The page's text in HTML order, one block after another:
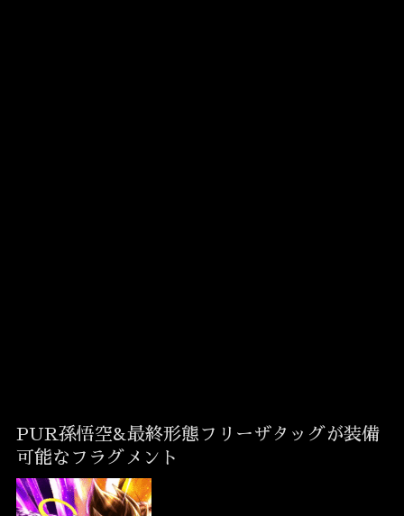
PUR孫悟空&最終形態フリーザタッグが装備
可能なフラグメント